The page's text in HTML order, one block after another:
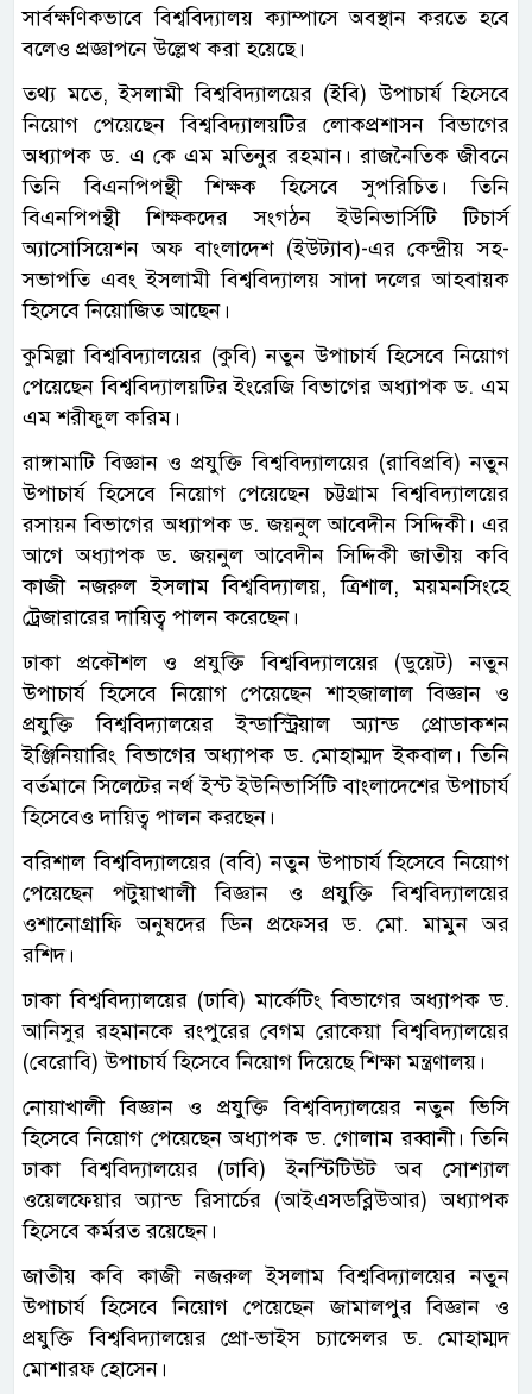
সার্বক্ষণিকভাবে বিশ্ববিদ্যালয় ক্যাম্পাসে অবস্থান করতে হবে
বলেও প্রজ্ঞাপনে উল্লেখ করা হয়েছে।
তথ্য মতে, ইসলামী বিশ্ববিদ্যালয়ের (ইবি) উপাচার্য হিসেবে
নিয়োগ পেয়েছেন বিশ্ববিদ্যালয়টির লোকপ্রশাসন বিভাগের
অধ্যাপক ড. এ কে এম মতিনুর রহমান। রাজনৈতিক জীবনে
তিনি বিএনপিপন্থী শিক্ষক হিসেবে সুপরিচিত। তিনি
বিএনপিপন্থী শিক্ষকদের সংগঠন ইউনিভার্সিটি টিচার্স
অ্যাসোসিয়েশন অফ বাংলাদেশ (ইউট্যাব)-এর কেন্দ্রীয় সহ-
সভাপতি এবং ইসলামী বিশ্ববিদ্যালয় সাদা দলের আহবায়ক
হিসেবে নিয়োজিত আছেন।
কুমিল্লা বিশ্ববিদ্যালয়ের (কুবি) নতুন উপাচার্য হিসেবে নিয়োগ
পেয়েছেন বিশ্ববিদ্যালয়টির ইংরেজি বিভাগের অধ্যাপক ড. এম
এম শরীফুল করিম।
রাঙ্গামাটি বিজ্ঞান ও প্রযুক্তি বিশ্ববিদ্যালয়ের (রাবিপ্রবি) নতুন
উপাচার্য হিসেবে নিয়োগ পেয়েছেন চট্টগ্রাম বিশ্ববিদ্যালয়ের
রসায়ন বিভাগের অধ্যাপক ড. জয়নুল আবেদীন সিদ্দিকী। এর
আগে অধ্যাপক ড. জয়নুল আবেদীন সিদ্দিকী জাতীয় কবি
কাজী নজরুল ইসলাম বিশ্ববিদ্যালয়, ত্রিশাল, ময়মনসিংহে
ট্রেজারারের দায়িত্ব পালন করেছেন।
ঢাকা প্রকৌশল ও প্রযুক্তি বিশ্ববিদ্যালয়ের (ডুয়েট) নতুন
উপাচার্য হিসেবে নিয়োগ পেয়েছেন শাহজালাল বিজ্ঞান ও
প্রযুক্তি বিশ্ববিদ্যালয়ের ইন্ডাস্ট্রিয়াল অ্যান্ড প্রোডাকশন
ইঞ্জিনিয়ারিং বিভাগের অধ্যাপক ড. মোহাম্মদ ইকবাল। তিনি
বর্তমানে সিলেটের নর্থ ইস্ট ইউনিভার্সিটি বাংলাদেশের উপাচার্য
হিসেবেও দায়িত্ব পালন করছেন।
বরিশাল বিশ্ববিদ্যালয়ের (ববি) নতুন উপাচার্য হিসেবে নিয়োগ
পেয়েছেন পটুয়াখালী বিজ্ঞান ও প্রযুক্তি বিশ্ববিদ্যালয়ের
ওশানোগ্রাফি অনুষদের ডিন প্রফেসর ড. মো. মামুন অর
রশিদ।
ঢাকা বিশ্ববিদ্যালয়ের (ঢাবি) মার্কেটিং বিভাগের অধ্যাপক ড.
আনিসুর রহমানকে রংপুরের বেগম রোকেয়া বিশ্ববিদ্যালয়ের
(বেরোবি) উপাচার্য হিসেবে নিয়োগ দিয়েছে শিক্ষা মন্ত্রণালয়।
নোয়াখালী বিজ্ঞান ও প্রযুক্তি বিশ্ববিদ্যালয়ের নতুন ভিসি
হিসেবে নিয়োগ পেয়েছেন অধ্যাপক ড. গোলাম রব্বানী। তিনি
ঢাকা বিশ্ববিদ্যালয়ের (ঢাবি) ইনস্টিটিউট অব সোশ্যাল
ওয়েলফেয়ার অ্যান্ড রিসার্চের (আইএসডব্লিউআর) অধ্যাপক
হিসেবে কর্মরত রয়েছেন।
জাতীয় কবি কাজী নজরুল ইসলাম বিশ্ববিদ্যালয়ের নতুন
উপাচার্য হিসেবে নিয়োগ পেয়েছেন জামালপুর বিজ্ঞান ও
প্রযুক্তি বিশ্ববিদ্যালয়ের প্রো-ভাইস চ্যান্সেলর ড. মোহাম্মদ
মোশারফ হোসেন।